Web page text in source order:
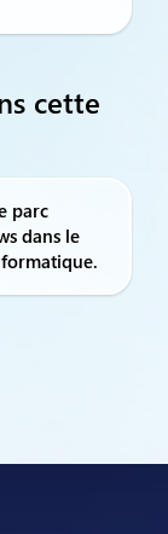
cette
parc
dans le